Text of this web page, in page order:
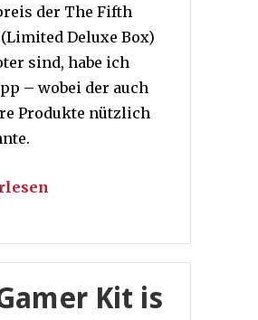
der The Fifth
Deluxe Box)
sind, habe ich
– wobei der auch
Produkte nützlich
Kit is